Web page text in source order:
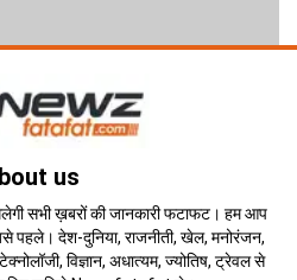
us
सभी ख़बरों की जानकारी फटाफट। हम आप
देश-दुनिया, राजनीती, खेल, मनोरंजन,
विज्ञान, अधात्यम, ज्योतिष, ट्रेवल से